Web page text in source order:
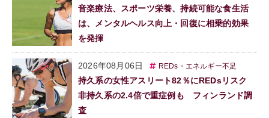
音楽療法、スポーツ栄養、持続可能な食生活
は、メンタルヘルス向上・回復に相乗的効果
を発揮
2026年08月06日 REDs・エネルギー不足
持久系の女性アスリート82％にREDsリスク
非持久系の2.4倍で重症例も フィンランド調
査